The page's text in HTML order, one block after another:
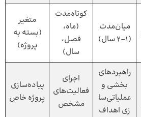
میان‌مدت
(۱–۲ سال)
کوتاه‌مدت
(ماه،
فصل،
سال)
متغیر
(بسته به
پروژه)
راهبردهای
بخشی و
عملیاتی‌سا
زی اهداف
اجرای
فعالیت‌های
مشخص
پیاده‌سازی
پروژه خاص